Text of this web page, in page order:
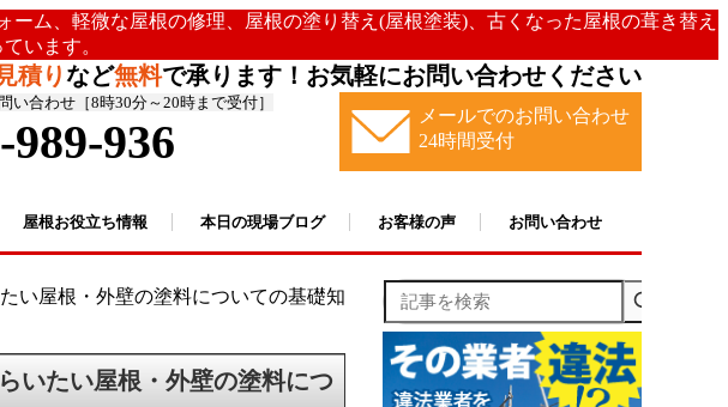
ム、軽微な屋根の修理、屋根の塗り替え(屋根塗装)、古くなった屋根の葺き替え
います。
積りなど無料で承ります！お気軽にお問い合わせください
い合わせ［8時30分～20時まで受付］
989-936
メールでのお問い合わせ
24時間受付
屋根お役立ち情報 本日の現場ブログ お客様の声 お問い合わせ
い屋根・外壁の塗料についての基礎知
いたい屋根・外壁の塗料につ
記事を検索